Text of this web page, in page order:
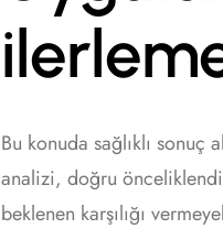
Bu konuda sağlıklı
analizi, doğru
beklenen karşılığı